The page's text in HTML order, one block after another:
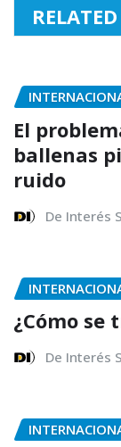
El
ballenas
ruido
De Interés
¿Cómo
De Interés